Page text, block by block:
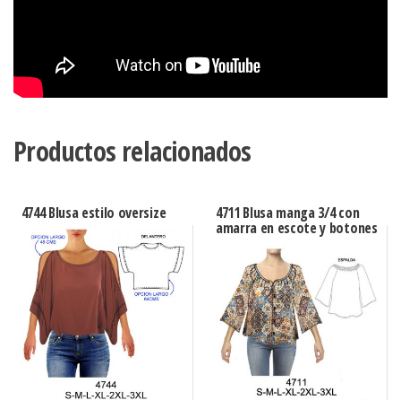
Productos relacionados
4744 Blusa estilo oversize 4711 Blusa manga 3/4 con
amarra en escote y botones